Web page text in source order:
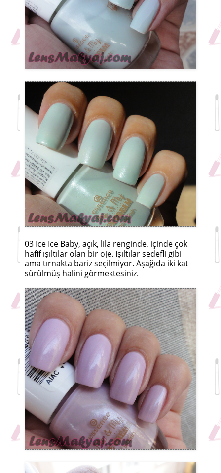
03 Ice Ice Baby, açık, lila renginde, içinde çok
hafif ışıltılar olan bir oje. Işıltılar sedefli gibi
ama tırnakta bariz seçilmiyor. Aşağıda iki kat
sürülmüş halini görmektesiniz.